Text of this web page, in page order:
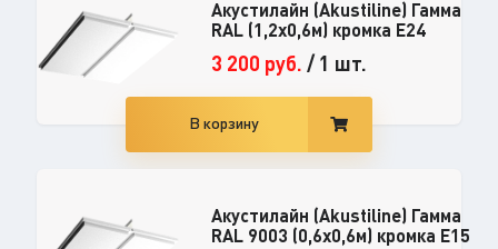
Акустилайн (Akustiline) Гамма
RAL (1,2x0,6м) кромка E24
3 200 руб. /1 шт.
В корзину
Акустилайн (Akustiline) Гамма
RAL 9003 (0,6x0,6м) кромка E15